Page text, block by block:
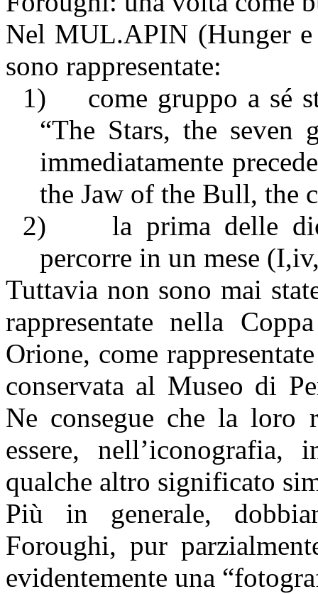
Nel MUL.APIN (Hunger
sono rappresentate:
1)
come gruppo a sé
“The Stars, the seven
immediatamente
the Jaw of the Bull, the
2)
la prima delle
percorre in un mese
Tuttavia non sono mai
rappresentate nella
Orione, come
conservata al Museo di
Ne consegue che la loro
essere,
qualche altro significato
Più in generale,
Foroughi, pur
evidentemente una